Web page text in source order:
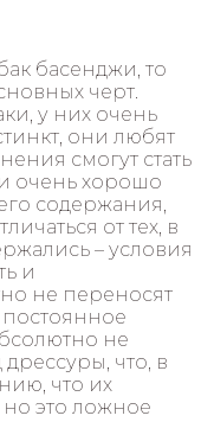
басенджи, то
черт.
у них очень
они любят
смогут стать
очень хорошо
содержания,
от тех, в
– условия
и
не переносят
не
что, в
что их
это ложное